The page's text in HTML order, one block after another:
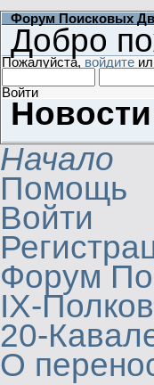
Форум Поисковых
Добро
Пожалуйста, войдите
Войти
Начало
Помощь
Войти
Форум
IX-
20-
О